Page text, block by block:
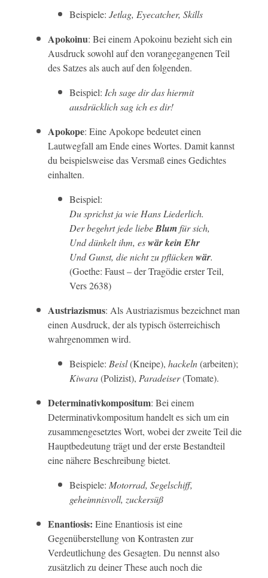
Beispiele: Jetlag, Eyecatcher, Skills
Apokoinu: Bei einem Apokoinu bezieht sich ein
Ausdruck sowohl auf den vorangegangenen Teil
des Satzes als auch auf den folgenden.
Beispiel: Ich sage dir das hiermit
ausdrücklich sag ich es dir!
Apokope: Eine Apokope bedeutet einen
Lautwegfall am Ende eines Wortes. Damit kannst
du beispielsweise das Versmaß eines Gedichtes
einhalten.
Beispiel:
Du sprichst ja wie Hans Liederlich.
Der begehrt jede liebeBlumfür sich,
Und dünkelt ihm, eswärkein Ehr
Und Gunst, die nicht zu pflückenwär.
(Goethe: Faust – der Tragödie erster Teil,
Vers 2638)
Austriazismus: Als Austriazismus bezeichnet man
einen Ausdruck, der als typisch österreichisch
wahrgenommen wird.
Beispiele: Beisl(Kneipe), hackeln(arbeiten);
Kiwara(Polizist), Paradeiser(Tomate).
Determinativkompositum: Bei einem
Determinativkompositum handelt es sich um ein
zusammengesetztes Wort, wobei der zweite Teil die
Hauptbedeutung trägt und der erste Bestandteil
eine nähere Beschreibung bietet.
Beispiele: Motorrad, Segelschiff,
geheimnisvoll, zuckersüß
Enantiosis: Eine Enantiosis ist eine
Gegenüberstellung von Kontrasten zur
Verdeutlichung des Gesagten. Du nennst also
zusätzlich zu deiner These auch noch die